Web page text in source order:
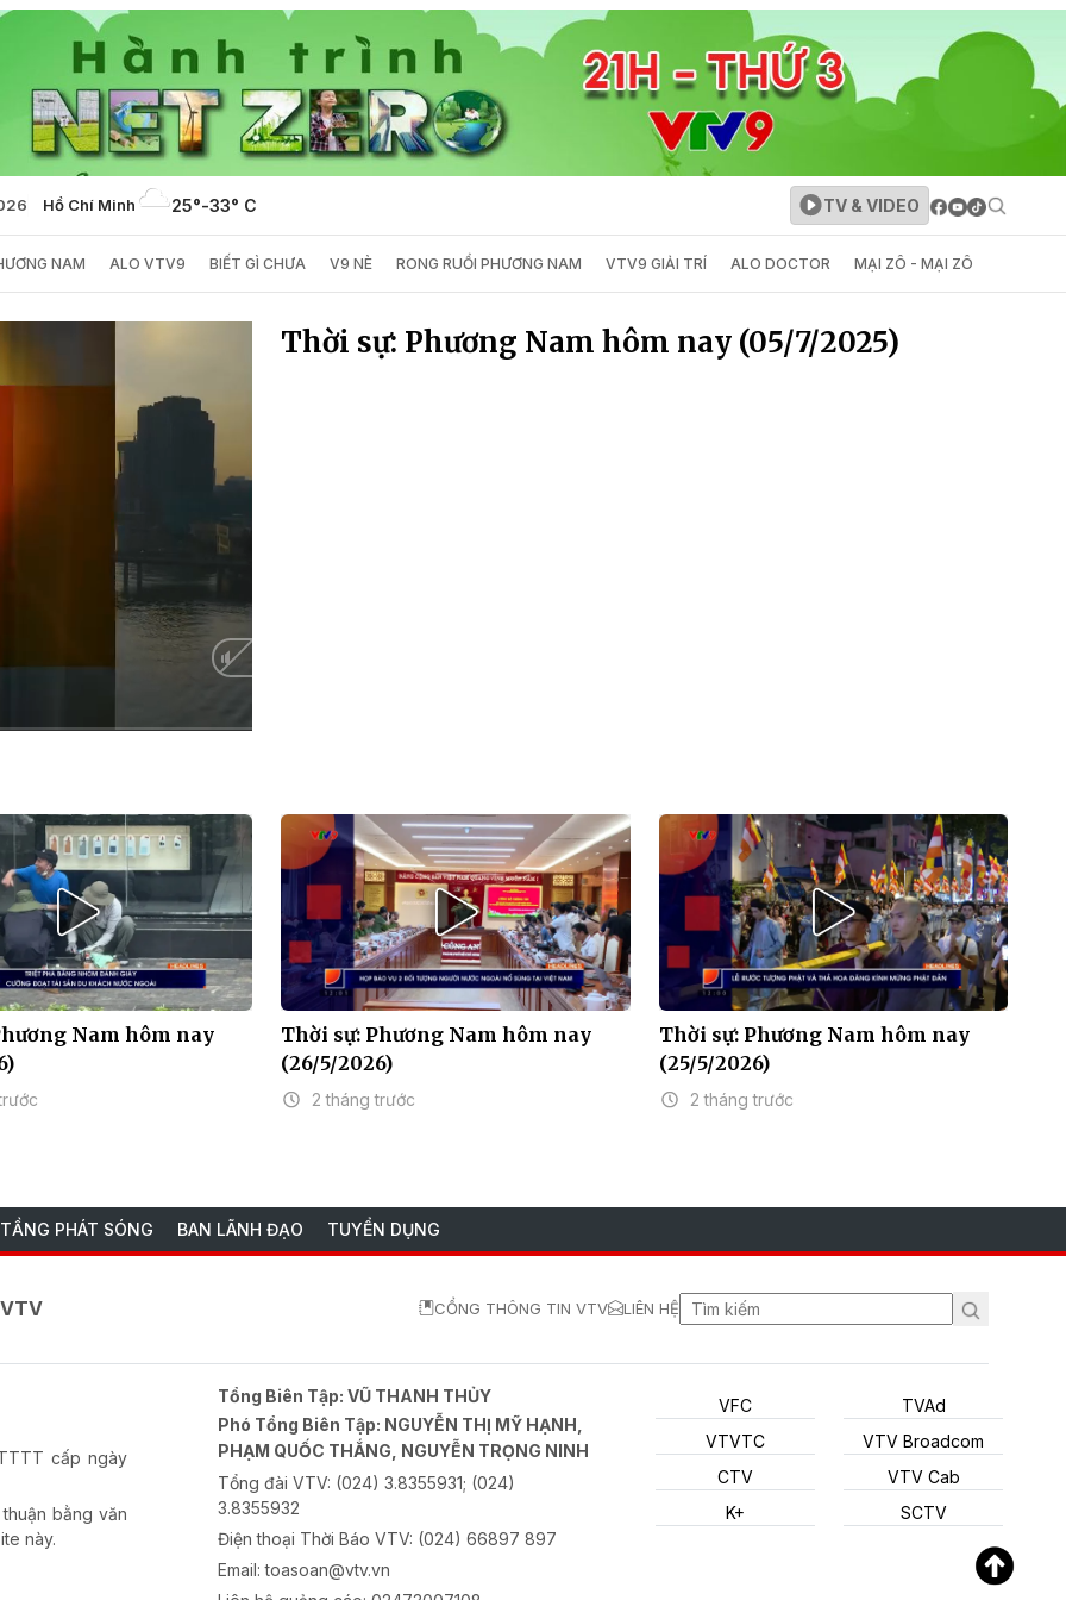
Hồ Chí Minh 25°-33° C TV & VIDEO
NAM ALO VTV9 BIẾT GÌ CHƯA V9 NÈ RONG RUỔI PHƯƠNG NAM VTV9 GIẢI TRÍ ALO DOCTOR MẠI ZÔ - MẠI ZÔ
Thời sự: Phương Nam hôm nay (05/7/2025)
Nam hôm nay
Thời sự: Phương Nam hôm nay
(26/5/2026)
2 tháng trước
Thời sự: Phương Nam hôm nay
(25/5/2026)
2 tháng trước
PHÁT SÓNG BAN LÃNH ĐẠO TUYỂN DỤNG
CỔNG THÔNG TIN VTV LIÊN HỆ
cấp ngày
bằng văn
này.
Tổng Biên Tập:VŨ THANH THỦY
Phó Tổng Biên Tập: NGUYỄN THỊ MỸ HẠNH,
PHẠM QUỐC THẮNG, NGUYỄN TRỌNG NINH
Tổng đài VTV: (024) 3.8355931; (024)
3.8355932
Điện thoại Thời Báo VTV: (024) 66897 897
Email:toasoan@vtv.vn
VFC
VTVTC
CTV
K+
TVAd
VTV Broadcom
VTV Cab
SCTV